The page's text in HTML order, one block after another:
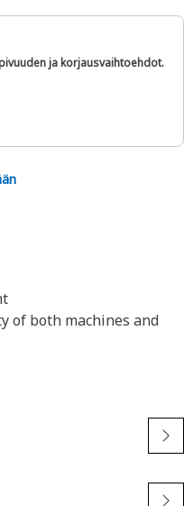
ja korjausvaihtoehdot.
of both machines and
machines
machines in your fleet,